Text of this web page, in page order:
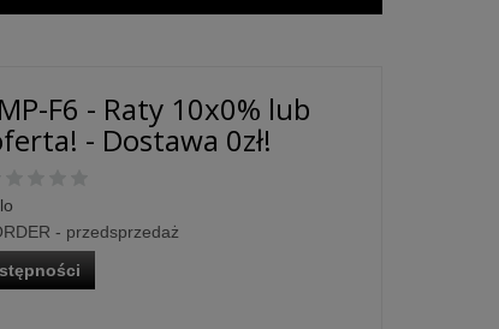
F6 - Raty 10x0% lub
- Dostawa 0zł!
- przedsprzedaż